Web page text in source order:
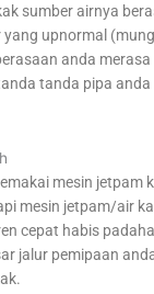
sumber airnya
yang upnormal
anda
tanda pipa
mesin jetpam
mesin jetpam/air
cepat habis
jalur pemipaan